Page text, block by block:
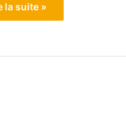
la suite »